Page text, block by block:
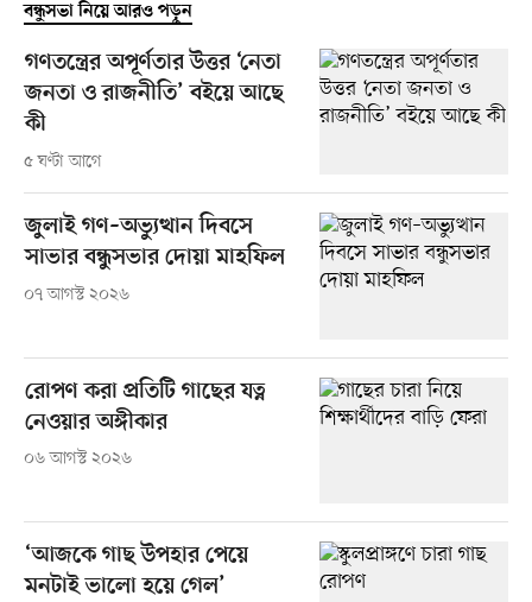
বন্ধুসভা নিয়ে আরও পড়ুন
গণতন্ত্রের অপূর্ণতার উত্তর ‘নেতা
জনতা ও রাজনীতি’ বইয়ে আছে
কী
৫ ঘণ্টা আগে
জুলাই গণ–অভ্যুত্থান দিবসে
সাভার বন্ধুসভার দোয়া মাহফিল
০৭ আগস্ট ২০২৬
রোপণ করা প্রতিটি গাছের যত্ন
নেওয়ার অঙ্গীকার
০৬ আগস্ট ২০২৬
‘আজকে গাছ উপহার পেয়ে
মনটাই ভালো হয়ে গেল’